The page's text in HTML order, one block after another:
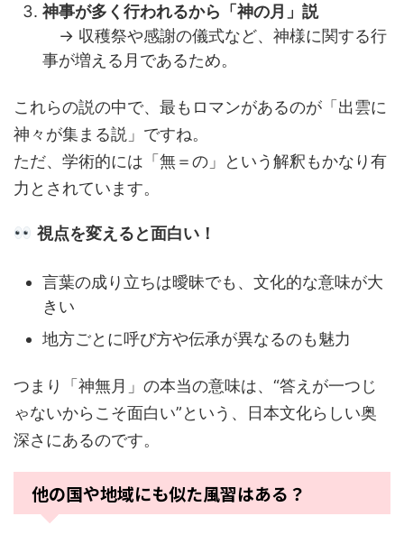
神事が多く行われるから「神の月」説
→ 収穫祭や感謝の儀式など、神様に関する行
事が増える月であるため。
これらの説の中で、最もロマンがあるのが「出雲に
神々が集まる説」ですね。
ただ、学術的には「無＝の」という解釈もかなり有
力とされています。
視点を変えると面白い！
言葉の成り立ちは曖昧でも、文化的な意味が大
きい
地方ごとに呼び方や伝承が異なるのも魅力
つまり「神無月」の本当の意味は、“答えが一つじ
ゃないからこそ面白い”という、日本文化らしい奥
深さにあるのです。
他の国や地域にも似た風習はある？